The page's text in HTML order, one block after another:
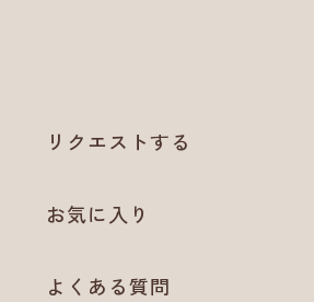
リクエストする
お気に入り
よくある質問